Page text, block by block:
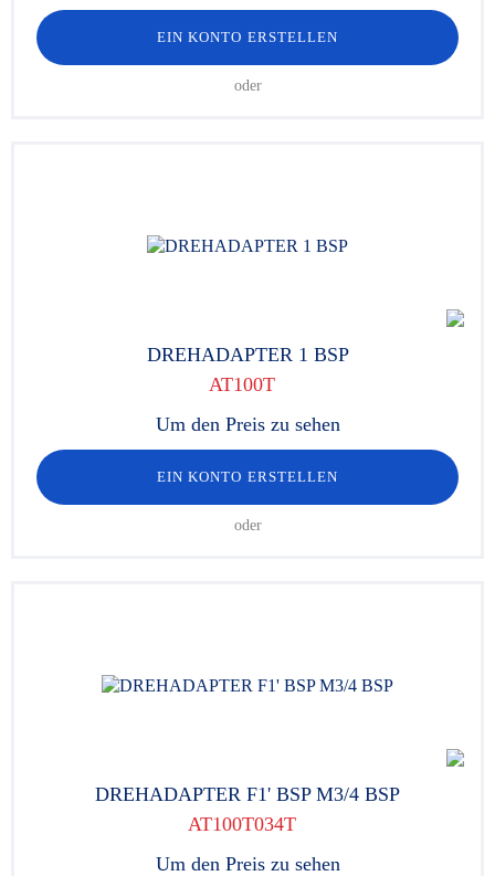
EIN KONTO ERSTELLEN
oder
DREHADAPTER 1 BSP
AT100T
Um den Preis zu sehen
EIN KONTO ERSTELLEN
oder
DREHADAPTER F1' BSP M3/4 BSP
AT100T034T
Um den Preis zu sehen